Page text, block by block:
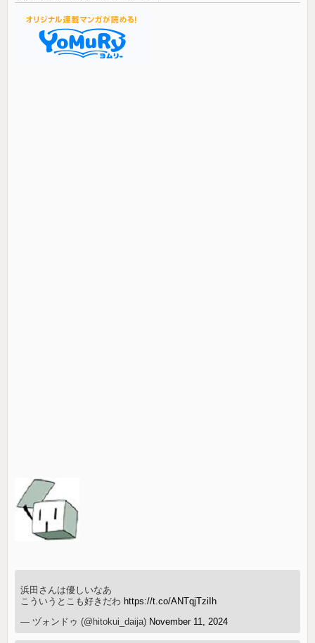
浜田さんは優しいなあ
こういうとこも好きだわ https://t.co/ANTqjTziIh
— ヅォンドゥ (@hitokui_daija) November 11, 2024